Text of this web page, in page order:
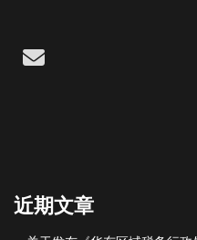
Email
近期文章